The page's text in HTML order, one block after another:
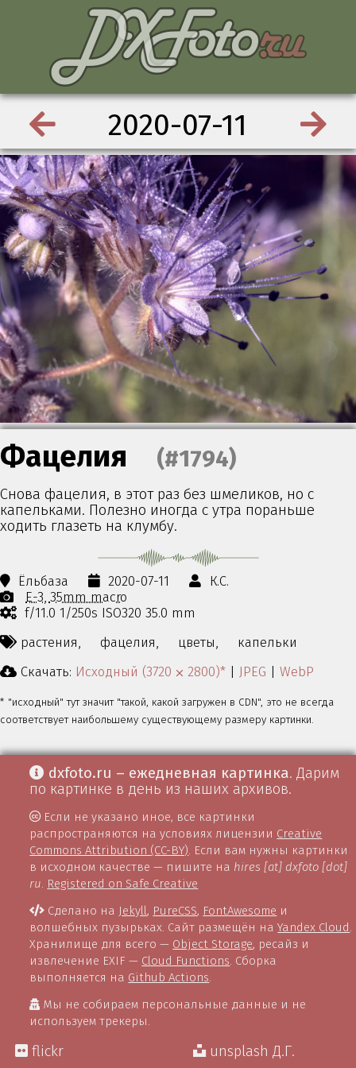
2020-07-11
Фацелия (#1794)
Снова фацелия, в этот раз без шмеликов, но с
капельками. Полезно иногда с утра пораньше
ходить глазеть на клумбу.
Ёльбаза 2020-07-11
К.С.
E-3 35mm macro
f/11.0 1/250s ISO320 35.0 mm
растения,
фацелия, цветы,
капельки
Скачать: Исходный (3720 ⨉ 2800)* | JPEG | WebP
* "исходный" тут значит "такой, какой загружен в CDN", это не всегда
соответствует наибольшему существующему размеру картинки.
dxfoto.ru – ежедневная картинка. Дарим
по картинке в день из наших архивов.
Если не указано иное, все картинки
распространяются на условиях лицензии Creative
Commons Attribution (CC-BY) . Если вам нужны картинки
в исходном качестве — пишите на hires [at] dxfoto [dot]
ru Registered on Safe Creative
Сделано на Jekyll, PureCSS, FontAwesome и
волшебных пузырьках. Сайт размещён наYandex Cloud
Хранилище для всего — Object Storage, ресайз и
извлечение EXIF — Cloud Functions . Сборка
выполняется на Github Actions
Мы не собираем персональные данные и не
используем трекеры.
flickr unsplash Д.Г.